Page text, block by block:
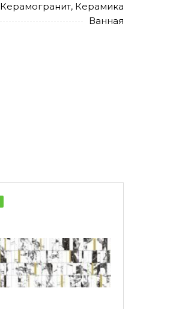
Керамогранит, Керамика
Ванная